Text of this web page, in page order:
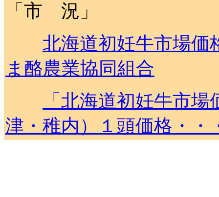
「市 況」
北海道初妊牛市場
ま酪農業協同組合
「北海道初妊牛市
津・稚内）１頭価格・